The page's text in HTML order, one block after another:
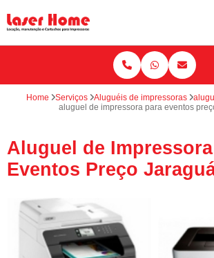
Home Serviços Aluguéis de impressoras
aluguel de impressora para eventos
Aluguel de
Eventos Preço